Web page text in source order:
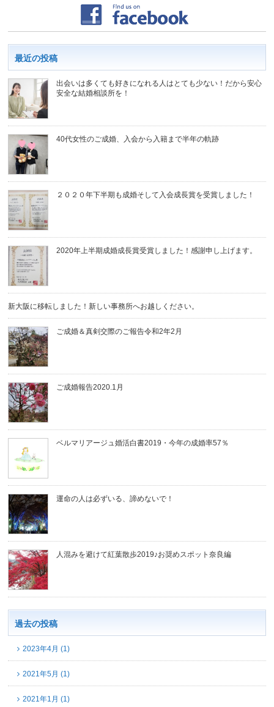
最近の投稿
出会いは多くても好きになれる人はとても少ない！だから安心
安全な結婚相談所を！
40代女性のご成婚、入会から入籍まで半年の軌跡
２０２０年下半期も成婚そして入会成長賞を受賞しました！
2020年上半期成婚成長賞受賞しました！感謝申し上げます。
新大阪に移転しました！新しい事務所へお越しください。
ご成婚＆真剣交際のご報告令和2年2月
ご成婚報告2020.1月
ベルマリアージュ婚活白書2019・今年の成婚率57％
運命の人は必ずいる、諦めないで！
人混みを避けて紅葉散歩2019♪お奨めスポット奈良編
過去の投稿
2023年4月 (1)
2021年5月 (1)
2021年1月 (1)